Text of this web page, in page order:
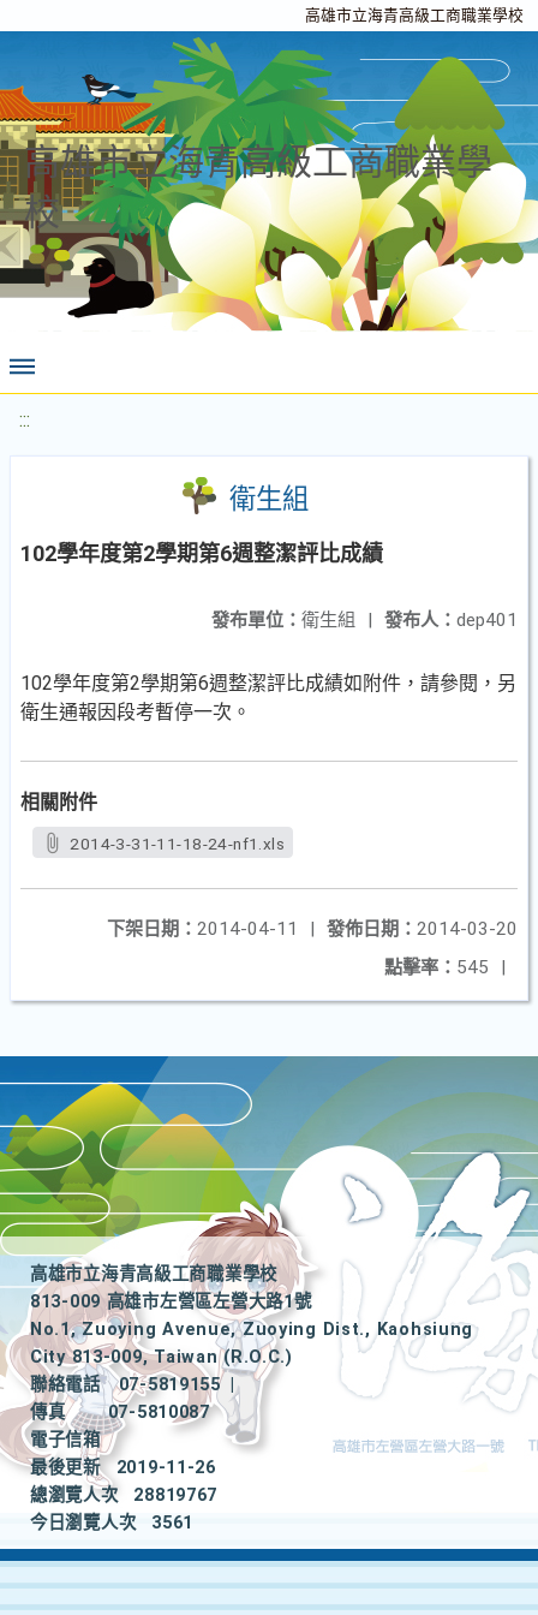
高雄市立海青高級工商職業學校
高雄市立海青高級工商職業學
校
:::
衛生組
102學年度第2學期第6週整潔評比成績
發布人： dep401
發布單位： 衛生組 |
102學年度第2學期第6週整潔評比成績如附件，請參閱，另
衛生通報因段考暫停一次。
相關附件
2014-3-31-11-18-24-nf1.xls
發佈日期： 2014-03-20
下架日期： 2014-04-11
|
點擊率： 545 |
高雄市立海青高級工商職業學校
813-009 高雄市左營區左營大路1號
No.1, Zuoying Avenue, Zuoying Dist., Kaohsiung
City 813-009, Taiwan (R.O.C.)
聯絡電話
07-5819155
|
傳真
07-5810087
電子信箱
最後更新
2019-11-26
總瀏覽人次
28819767
今日瀏覽人次
3561